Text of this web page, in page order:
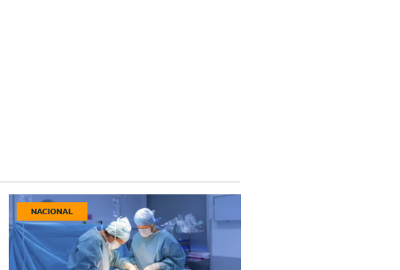
NACIONAL